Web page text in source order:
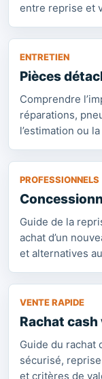
entre reprise et
ENTRETIEN
Pièces
Comprendre
réparations,
l’estimation ou
PROFESSIONNELS
Guide de la
achat d’un
et alternatives
VENTE RAPIDE
Rachat
Guide du rachat
sécurisé,
et critères de